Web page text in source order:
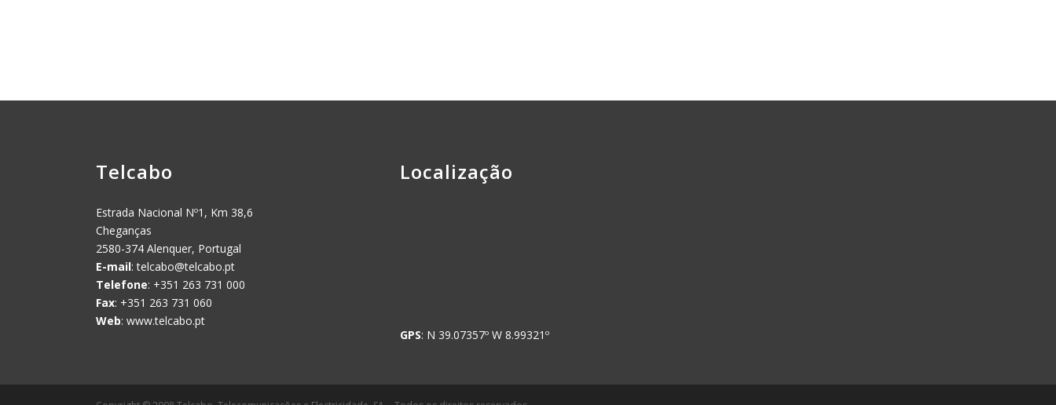
Telcabo
Estrada Nacional Nº1, Km 38,6
Cheganças
2580-374 Alenquer, Portugal
E-mail:telcabo@telcabo.pt
Telefone: +351 263 731 000
Fax: +351 263 731 060
Web: www.telcabo.pt
Localização
GPS: N 39.07357º W 8.99321º